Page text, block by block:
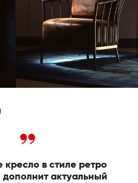
в стиле ретро
актуальный